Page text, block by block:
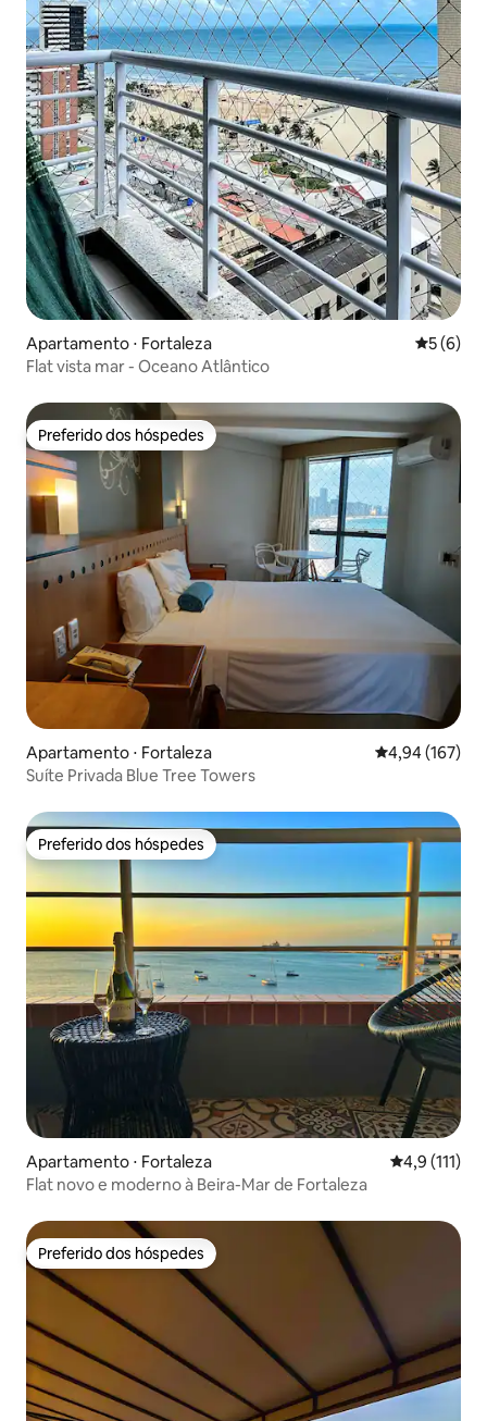
Apartamento ⋅ Fortaleza 5 de
5 (6)
Flat vista mar - Oceano Atlântico
Preferido dos hóspedes
Preferido dos hóspedes
Apartamento ⋅ Fortaleza 4,94 de uma
4,94 (167)
Suíte Privada Blue Tree Towers
Preferido dos hóspedes
Preferido dos hóspedes
Apartamento ⋅ Fortaleza 4,9 de uma
4,9 (111)
Flat novo e moderno à Beira-Mar de Fortaleza
Preferido dos hóspedes
Preferido dos hóspedes